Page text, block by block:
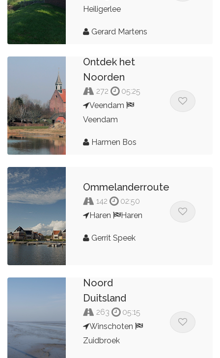
Heiligerlee
Gerard Martens
Ontdek het
Noorden
272
05:25
Veendam
Veendam
Harmen Bos
Ommelanderroute
142
02:50
Haren
Haren
Gerrit Speek
Noord
Duitsland
263
05:15
Winschoten
Zuidbroek